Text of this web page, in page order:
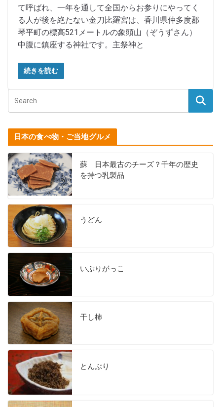
て呼ばれ、一年を通して全国からお参りにやってく
る人が後を絶たない金刀比羅宮は、香川県仲多度郡
琴平町の標高521メートルの象頭山（ぞうずさん）
中腹に鎮座する神社です。主祭神と
続きを読む
日本の食べ物・ご当地グルメ
蘇 日本最古のチーズ？千年の歴史
を持つ乳製品
うどん
いぶりがっこ
干し柿
とんぶり